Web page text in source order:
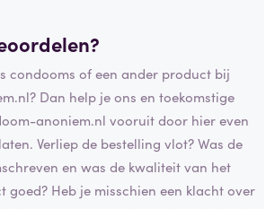
condooms of een ander product bij
Dan help je ons en toekomstige
anoniem.nl vooruit door hier even
Verliep de bestelling vlot? Was de
en was de kwaliteit van het
goed? Heb je misschien een klacht over